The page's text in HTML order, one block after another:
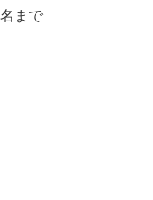
まで